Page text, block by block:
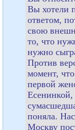
Вы хотели
ответом,
свою
то, что
нужно
Против
момент,
первой
поняла.
Москву